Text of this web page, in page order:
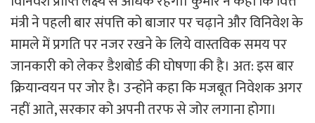
मंत्री ने पहली बार संपत्ति को बाजार पर चढ़ाने और विनिवेश के
मामले में प्रगति पर नजर रखने के लिये वास्तविक समय पर
जानकारी को लेकर डैशबोर्ड की घोषणा की है। अत: इस बार
क्रियान्वयन पर जोर है। उन्होंने कहा कि मजबूत निवेशक अगर
नहीं आते, सरकार को अपनी तरफ से जोर लगाना होगा।